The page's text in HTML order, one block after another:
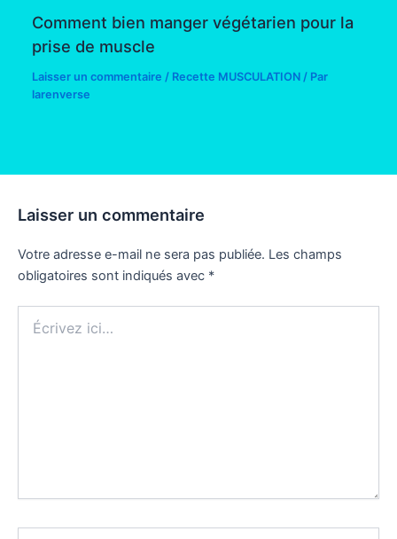
Comment bien manger végétarien pour la
prise de muscle
Laisser un commentaire / Recette MUSCULATION / Par
larenverse
Laisser un commentaire
Votre adresse e-mail ne sera pas publiée. Les champs
obligatoires sont indiqués avec *
ici…